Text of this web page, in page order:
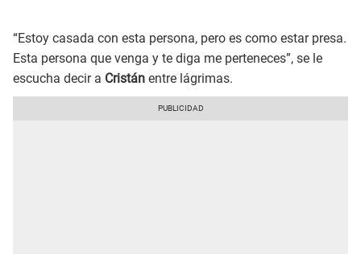
“Estoy casada con esta persona, pero es como estar presa.
Esta persona que venga y te diga me perteneces”, se le
escucha decir a Cristán entre lágrimas.